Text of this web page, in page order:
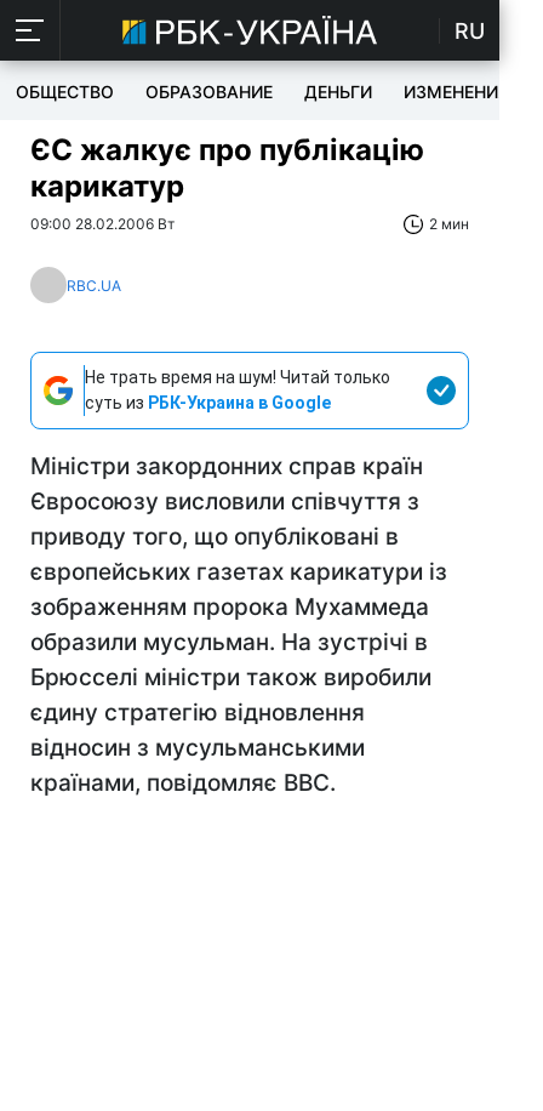
RU
ОБЩЕСТВО ОБРАЗОВАНИЕ ДЕНЬГИ ИЗМЕНЕНИЯ
ЄС жалкує про публікацію
карикатур
09:00 28.02.2006 Вт 2 мин
RBC.UA
Не трать время на шум! Читай только
суть из РБК-Украина в Google
Міністри закордонних справ країн
Євросоюзу висловили співчуття з
приводу того, що опубліковані в
європейських газетах карикатури із
зображенням пророка Мухаммеда
образили мусульман. На зустрічі в
Брюсселі міністри також виробили
єдину стратегію відновлення
відносин з мусульманськими
країнами, повідомляє BBC.